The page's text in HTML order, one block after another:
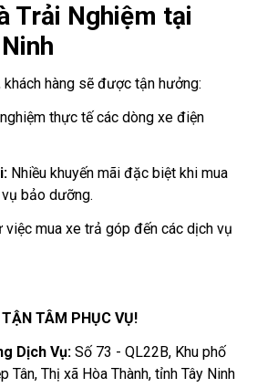
Trải Nghiệm tại
khách hàng sẽ được tận hưởng:
thực tế các dòng xe điện
Nhiều khuyến mãi đặc biệt khi mua
bảo dưỡng.
việc mua xe trả góp đến các dịch vụ
TÂM PHỤC VỤ!
Dịch Vụ: Số 73 - QL22B, Khu phố
Tân, Thị xã Hòa Thành, tỉnh Tây Ninh